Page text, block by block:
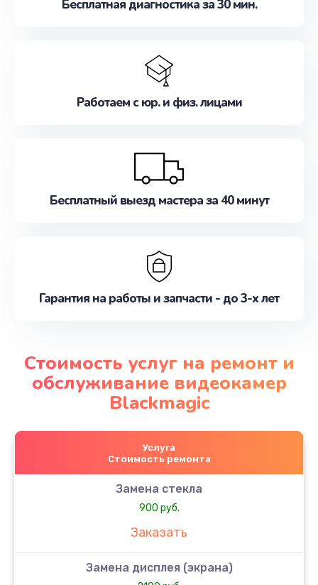
Бесплатная диагностика за 30 мин.
Работаем с юр. и физ. лицами
Бесплатный выезд мастера за 40 минут
Гарантия на работы и запчасти - до 3-х лет
Стоимость услуг на ремонт и
обслуживание видеокамер
Blackmagic
Услуга
Стоимость ремонта
Замена стекла
900 руб.
Заказать
Замена дисплея (экрана)